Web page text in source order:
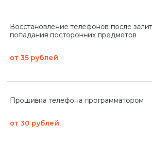
Восстановление телефонов после
попадания посторонних предметов
от 35 рублей
Прошивка телефона программатором
от 30 рублей